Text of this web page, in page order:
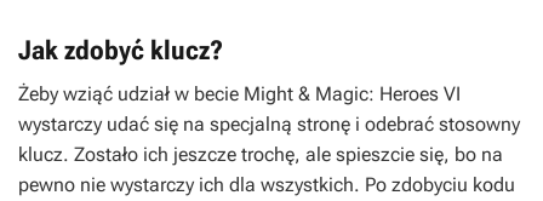
Jak zdobyć klucz?
Żeby wziąć udział w becie Might & Magic: Heroes VI
wystarczy udać się na specjalną stronę i odebrać stosowny
klucz. Zostało ich jeszcze trochę, ale spieszcie się, bo na
pewno nie wystarczy ich dla wszystkich. Po zdobyciu kodu